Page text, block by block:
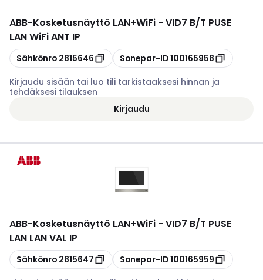
ABB-Kosketusnäyttö LAN+WiFi - VID7 B/T PUSE
LAN WiFi ANT IP
Kopioi
Sähkönro 2815646 Kopioi
Sonepar-ID100165958
Kirjaudu sisään tai luo tili tarkistaaksesi hinnan ja
tehdäksesi tilauksen
Kirjaudu
ABB-Kosketusnäyttö LAN+WiFi - VID7 B/T PUSE
LAN LAN VAL IP
Kopioi
Sähkönro 2815647 Kopioi
Sonepar-ID100165959